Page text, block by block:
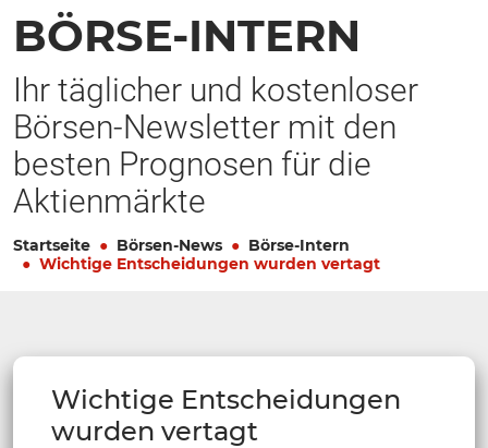
BÖRSE-INTERN
Ihr täglicher und kostenloser
Börsen-Newsletter mit den
besten Prognosen für die
Aktienmärkte
Startseite Börsen-News
Börse-Intern
Wichtige Entscheidungen wurden vertagt
Wichtige Entscheidungen
wurden vertagt